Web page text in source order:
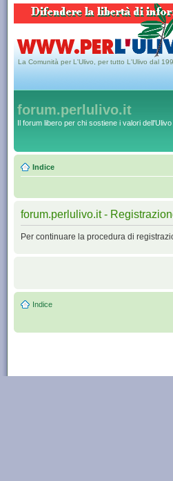
La Comunità per L'Ulivo, per tutto L'Ulivo dal
forum.perlulivo.it
Il forum libero per chi sostiene i valori dell'Ulivo
Indice
forum.perlulivo.it -
Per continuare la procedura di
Indice